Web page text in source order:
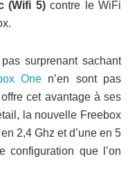
(Wifi 5)contre le WiFi
surprenant sachant
One n’en sont pas
cet avantage à ses
la nouvelle Freebox
2,4 Ghz et d’une en 5
configuration que l’on